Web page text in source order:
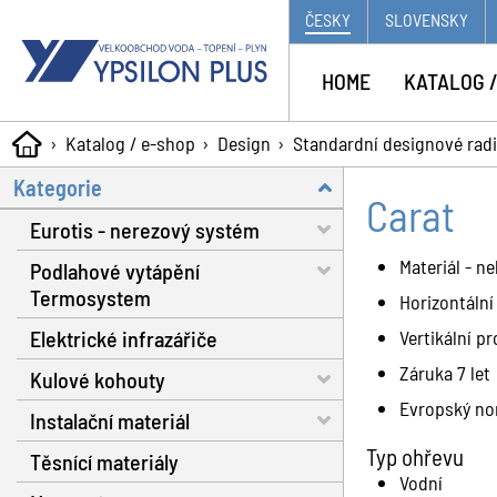
Katalog / e-shop Design Standardní designové
Carat
Materiál -
Vertikální
Záruka 7 let
Evropský
Typ ohřevu
Vodní
Kategorie
Eurotis - nerezový systém
Trubky - voda, plyn, solár
Matice a těsnění
Fitinky s dosedací plochou
Nářadí
Plynové hadice
Příslušenství
Podlahové vytápění
Termosystem
Trubky
Dilatační pásy
Fixační spony
Systémové izolační desky
Elektrické infrazářiče
Kulové kohouty
Voda RB do 130 °C
Voda RB do 160 °C
Instalační materiál
Separátor nečistot
Těsnící materiály
ČESKY SLOVENSKY
HOME KATALOG